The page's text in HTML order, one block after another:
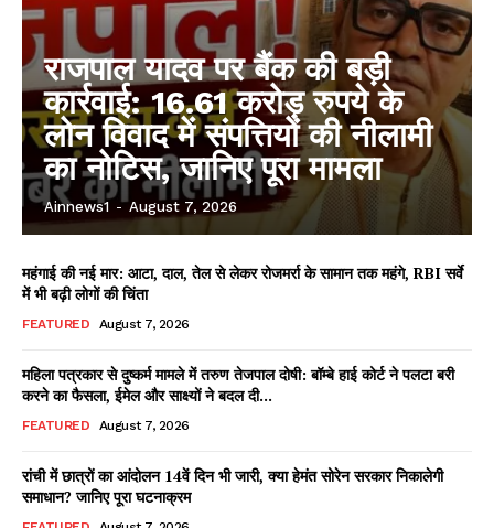
Facebook
X WhatsApp
Share
राजपाल यादव पर बैंक की बड़ी
कार्रवाई: 16.61 करोड़ रुपये के
लोन विवाद में संपत्तियों की नीलामी
का नोटिस, जानिए पूरा मामला
Ainnews1 - August 7, 2026
महंगाई की नई मार: आटा, दाल, तेल से लेकर रोजमर्रा के सामान तक महंगे, RBI सर्वे
में भी बढ़ी लोगों की चिंता
FEATURED August 7, 2026
महिला पत्रकार से दुष्कर्म मामले में तरुण तेजपाल दोषी: बॉम्बे हाई कोर्ट ने पलटा बरी
करने का फैसला, ईमेल और साक्ष्यों ने बदल दी...
FEATURED August 7, 2026
रांची में छात्रों का आंदोलन 14वें दिन भी जारी, क्या हेमंत सोरेन सरकार निकालेगी
समाधान? जानिए पूरा घटनाक्रम